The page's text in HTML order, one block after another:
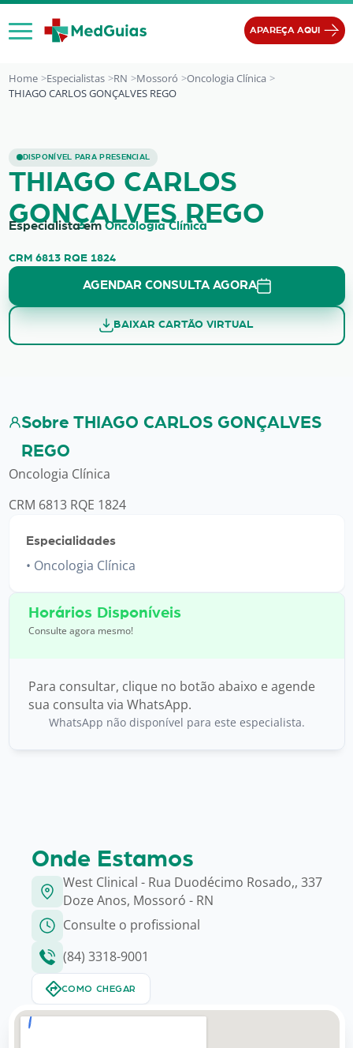
Ir para o conteúdo
APAREÇA AQUI
Home Especialistas RN Mossoró
Oncologia Clínica
THIAGO CARLOS GONÇALVES REGO
DISPONÍVEL PARA PRESENCIAL
THIAGO CARLOS GONÇALVES REGO
THIAGO CARLOS
GONÇALVES REGO
Especialista em Oncologia Clínica
CRM 6813 RQE 1824
AGENDAR CONSULTA AGORA
BAIXAR CARTÃO VIRTUAL
Sobre THIAGO CARLOS GONÇALVES
REGO
Oncologia Clínica
CRM 6813 RQE 1824
Especialidades
Oncologia Clínica
Horários Disponíveis
Consulte agora mesmo!
Para consultar, clique no botão abaixo e agende
sua consulta via WhatsApp.
WhatsApp não disponível para este especialista.
Onde Estamos
West Clinical - Rua Duodécimo Rosado,, 337
Doze Anos, Mossoró - RN
Consulte o profissional
(84) 3318-9001
COMO CHEGAR